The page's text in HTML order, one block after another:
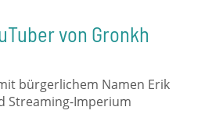
von Gronkh
bürgerlichem Namen Erik
Streaming-Imperium